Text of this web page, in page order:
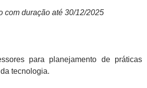
com duração até 30/12/2025
para planejamento de práticas
tecnologia.